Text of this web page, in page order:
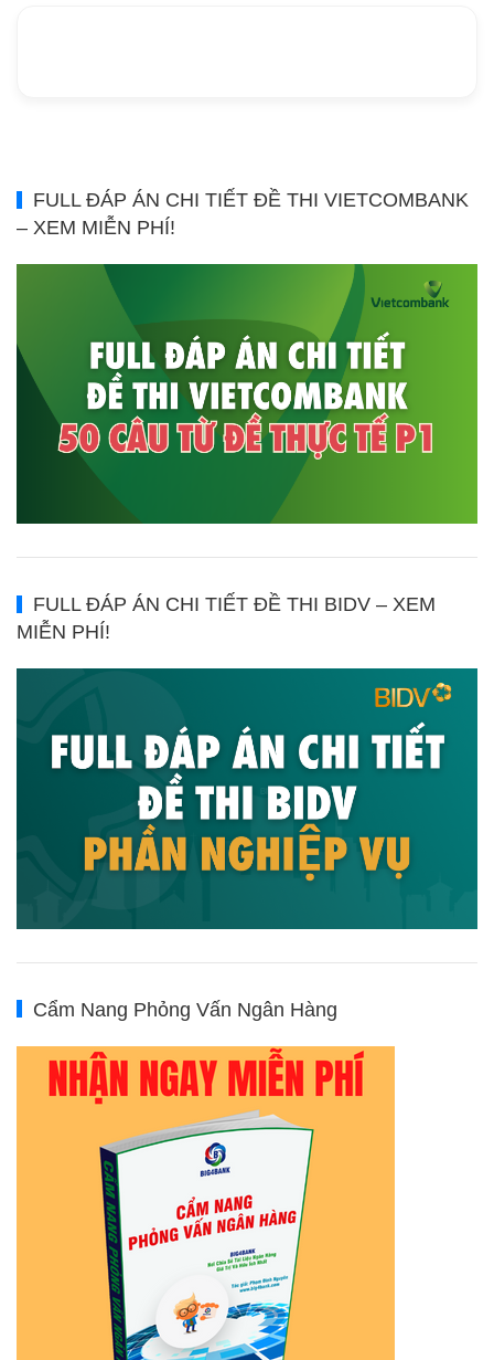
FULL ĐÁP ÁN CHI TIẾT ĐỀ THI VIETCOMBANK
– XEM MIỄN PHÍ!
FULL ĐÁP ÁN CHI TIẾT ĐỀ THI BIDV – XEM
MIỄN PHÍ!
Cẩm Nang Phỏng Vấn Ngân Hàng